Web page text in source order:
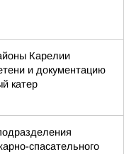
Карелии
и документацию
катер
спасательного